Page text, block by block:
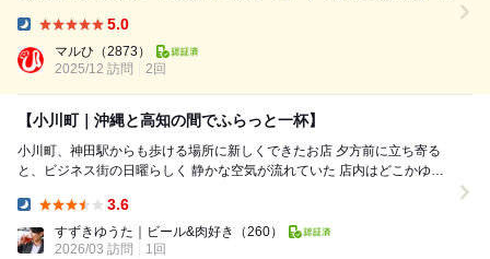
う、柚子風味の大根漬け でお願いしました。 海ぶどうは個人的に大好物
ですし、柚子の香りが...
5.0
マルひ （2873）
2025/12 訪問
2回
【小川町｜沖縄と高知の間でふらっと一杯】
小川町、神田駅からも歩ける場所に新しくできたお店 夕方前に立ち寄る
と、ビジネス街の日曜らしく 静かな空気が流れていた 店内はどこかゆっ
3.6
すずきゆうた｜ビール&肉好き
（260）
2026/03 訪問
1回